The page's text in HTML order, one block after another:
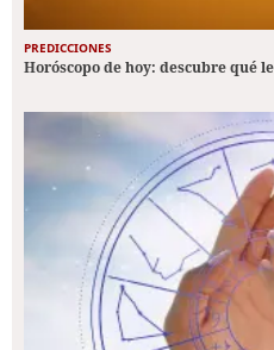
PREDICCIONES
Horóscopo de hoy: descubre qué